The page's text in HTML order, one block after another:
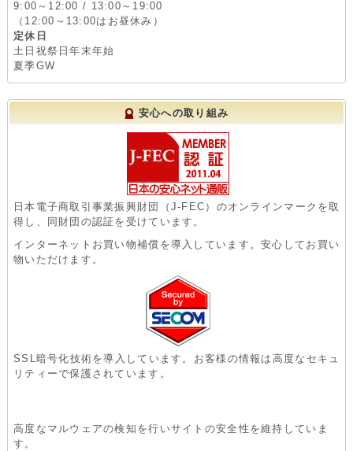
9:00～12:00 / 13:00～19:00
（12:00～13:00はお昼休み）
定休日
土日祝祭日年末年始
夏季GW
安心への取り組み
日本電子商取引事業振興財団（J-FEC）のオンラインマークを取
得し、同財団の認証を受けています。
インターネットお買い物補償を導入しています。安心してお買い
物いただけます。
SSL暗号化技術を導入しています。お客様の情報は高度なセキュ
リティーで保護されています。
高度なマルウェアの検知を行いサイトの安全性を維持していま
す。